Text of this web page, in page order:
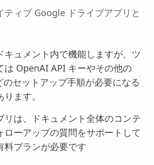
ティブ Google ドライブアプリと
キュメント内で機能しますが、ツ
は OpenAI API キーやその他の
のセットアップ手順が必要になる
ます。
リは、ドキュメント全体のコンテ
ローアップの質問をサポートして
料プランが必要です